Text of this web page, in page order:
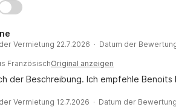
Vermietung 22.7.2026 · Datum der
FranzösischOriginal anzeigen
der Beschreibung. Ich empfehle Benoits
Vermietung 12.7.2026 · Datum der